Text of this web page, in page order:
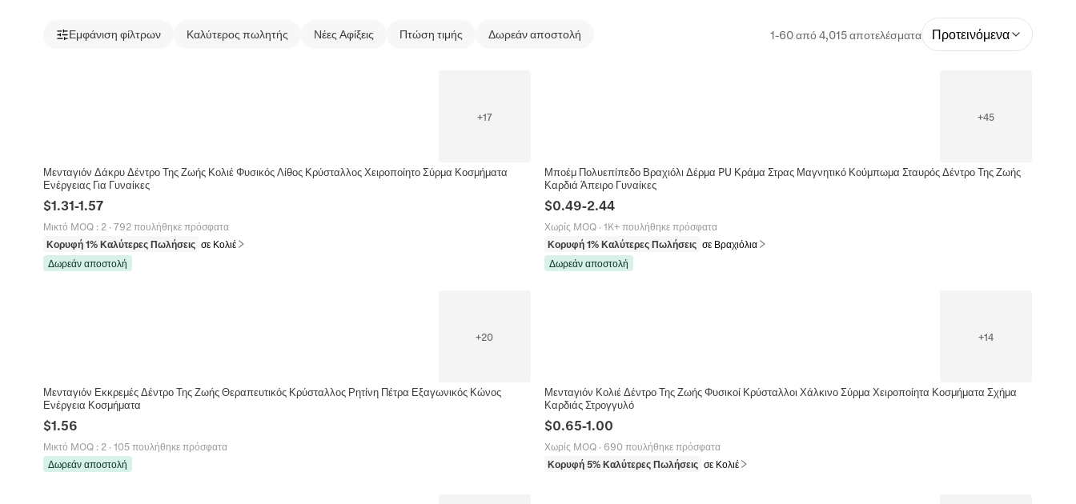
Εμφάνιση φίλτρων Καλύτερος πωλητής Νέες Αφίξεις Πτώση τιμής Δωρεάν αποστολή 1-60 από 4,015 αποτελέσματα Προτεινόμενα
+17
Μενταγιόν Δάκρυ Δέντρο Της Ζωής Κολιέ Φυσικός Λίθος Κρύσταλλος Χειροποίητο Σύρμα Κοσμήματα
Ενέργειας Για Γυναίκες
$1.31-1.57
Μικτό MOQ: 2· 792 πουλήθηκε πρόσφατα
Κορυφή 1% Καλύτερες Πωλήσεις σε Κολιέ
Δωρεάν αποστολή
+45
Μποέμ Πολυεπίπεδο Βραχιόλι Δέρμα PU Κράμα Στρας Μαγνητικό Κούμπωμα Σταυρός Δέντρο Της Ζωής
Καρδιά Άπειρο Γυναίκες
$0.49-2.44
Χωρίς MOQ · 1K+ πουλήθηκε πρόσφατα
Κορυφή 1% Καλύτερες Πωλήσεις σε Βραχιόλια
Δωρεάν αποστολή
+20
Μενταγιόν Εκκρεμές Δέντρο Της Ζωής Θεραπευτικός Κρύσταλλος Ρητίνη Πέτρα Εξαγωνικός Κώνος
Ενέργεια Κοσμήματα
$1.56
Μικτό MOQ: 2· 105 πουλήθηκε πρόσφατα
Δωρεάν αποστολή
+14
Μενταγιόν Κολιέ Δέντρο Της Ζωής Φυσικοί Κρύσταλλοι Χάλκινο Σύρμα Χειροποίητα Κοσμήματα Σχήμα
Καρδιάς Στρογγυλό
$0.65-1.00
Χωρίς MOQ · 690 πουλήθηκε πρόσφατα
Κορυφή 5% Καλύτερες Πωλήσεις σε Κολιέ